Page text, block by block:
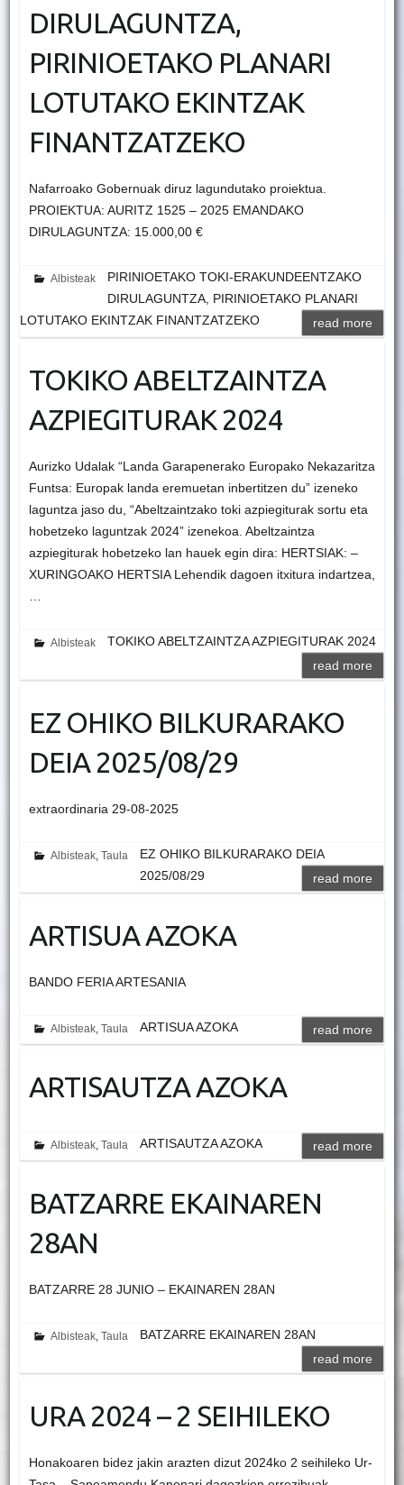
DIRULAGUNTZA,
PIRINIOETAKO PLANARI
LOTUTAKO EKINTZAK
FINANTZATZEKO
Nafarroako Gobernuak diruz lagundutako proiektua.
PROIEKTUA: AURITZ 1525 – 2025 EMANDAKO
DIRULAGUNTZA: 15.000,00 €
Albisteak
PIRINIOETAKO TOKI-ERAKUNDEENTZAKO
DIRULAGUNTZA, PIRINIOETAKO PLANARI
LOTUTAKO EKINTZAK FINANTZATZEKO
read more
TOKIKO ABELTZAINTZA
AZPIEGITURAK 2024
Aurizko Udalak “Landa Garapenerako Europako Nekazaritza
Funtsa: Europak landa eremuetan inbertitzen du” izeneko
laguntza jaso du, “Abeltzaintzako toki azpiegiturak sortu eta
hobetzeko laguntzak 2024” izenekoa. Abeltzaintza
azpiegiturak hobetzeko lan hauek egin dira: HERTSIAK: –
XURINGOAKO HERTSIA Lehendik dagoen itxitura indartzea,
Albisteak
TOKIKO ABELTZAINTZA AZPIEGITURAK 2024
read more
EZ OHIKO BILKURARAKO
DEIA 2025/08/29
extraordinaria 29-08-2025
Albisteak,Taula
EZ OHIKO BILKURARAKO DEIA
2025/08/29
read more
ARTISUA AZOKA
BANDO FERIA ARTESANIA
Albisteak,Taula ARTISUA AZOKA read more
ARTISAUTZA AZOKA
Albisteak,Taula ARTISAUTZA AZOKA read more
BATZARRE EKAINAREN
28AN
BATZARRE 28 JUNIO – EKAINAREN 28AN
Albisteak,Taula
BATZARRE EKAINAREN 28AN
read more
URA 2024 – 2 SEIHILEKO
Honakoaren bidez jakin arazten dizut 2024ko 2 seihileko Ur-